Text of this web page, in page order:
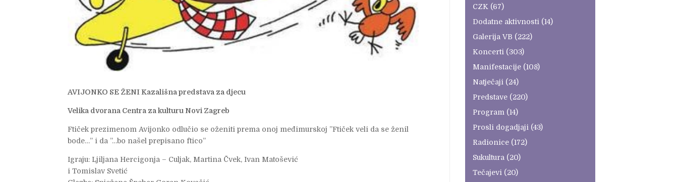
AVIJONKO SE ŽENI Kazališna predstava za djecu
Velika dvorana Centra za kulturu Novi Zagreb
Ftiček prezimenom Avijonko odlučio se oženiti prema onoj međimurskoj ”Ftiček veli da se ženil
bode…” i da ”…bo našel prepisano ftico”
Igraju: Ljiljana Hercigonja – Culjak, Martina Čvek, Ivan Matošević
i Tomislav Svetić
CZK (67)
Dodatne aktivnosti (14)
Galerija VB (222)
Koncerti (303)
Manifestacije(108)
Natječaji (24)
Predstave(220)
Program (14)
Prosli dogadjaji (43)
Radionice(172)
Sukultura (20)
Tečajevi (20)